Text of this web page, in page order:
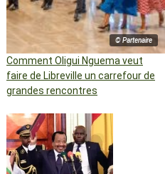
© Partenaire
Comment Oligui Nguema veut
faire de Libreville un carrefour de
grandes rencontres